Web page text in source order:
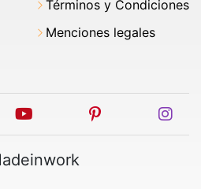
Términos y Condiciones
Menciones legales
youtube pinterest